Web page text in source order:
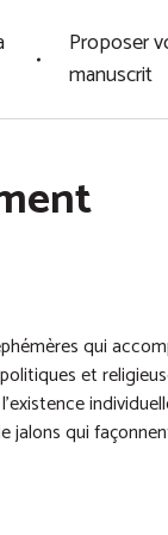
Proposer
manuscrit
qui
et
jalons qui